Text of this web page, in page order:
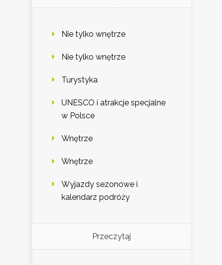
Nie tylko wnętrze
Nie tylko wnętrze
Turystyka
UNESCO i atrakcje specjalne
w Polsce
Wnętrze
Wnętrze
Wyjazdy sezonowe i
kalendarz podróży
Przeczytaj